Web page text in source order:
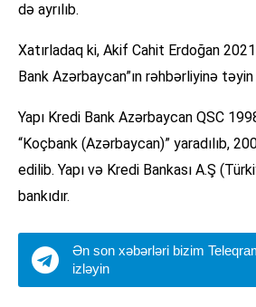
də ayrılıb.
Xatırladaq ki, Akif Cahit Erdoğan
Bank Azərbaycan”ın rəhbərliyinə
Yapı Kredi Bank Azərbaycan QSC
“Koçbank (Azərbaycan)” yaradılıb,
edilib. Yapı və Kredi Bankası A.Ş
bankıdır.
Ən son xəbərləri bizim
izləyin